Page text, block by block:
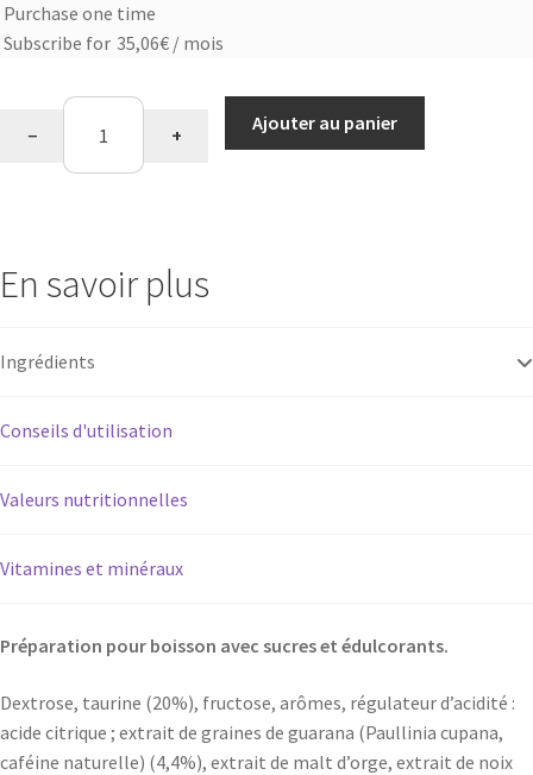
Choose
purchase
Purchase one time
Subscribe for 35,06€ / mois
quantité
− +
Ajouter au panier
En savoir plus
Ingrédients
Conseils d'utilisation
Valeurs nutritionnelles
Vitamines et minéraux
Préparation pour boisson avec sucres et édulcorants.
Dextrose, taurine (20%), fructose, arômes, régulateur d’acidité :
acide citrique ; extrait de graines de guarana (Paullinia cupana,
caféine naturelle) (4,4%), extrait de malt d’orge, extrait de noix